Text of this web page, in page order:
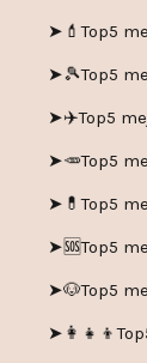
➤💄Top5
➤🎾Top5
➤✈️Top5
➤🥕Top5
➤💊Top5
➤🆘Top5
➤🐶Top5
➤👩‍👧‍👦